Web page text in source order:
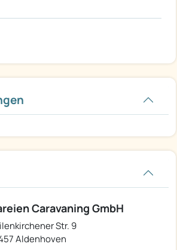
Caravaning GmbH
Str. 9
Aldenhoven